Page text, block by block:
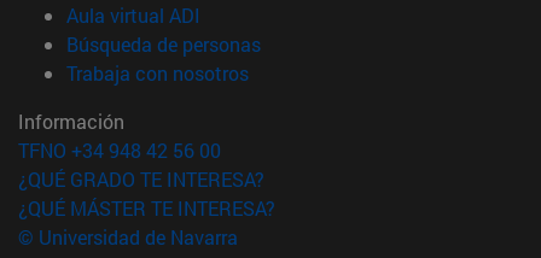
Aula virtual ADI
Búsqueda de personas(abre en nueva ventana)
Trabaja con nosotros(abre en nueva ventana)
Información
TFNO +34 948 42 56 00
¿QUÉ GRADO TE INTERESA?
¿QUÉ MÁSTER TE INTERESA?
© Universidad de Navarra